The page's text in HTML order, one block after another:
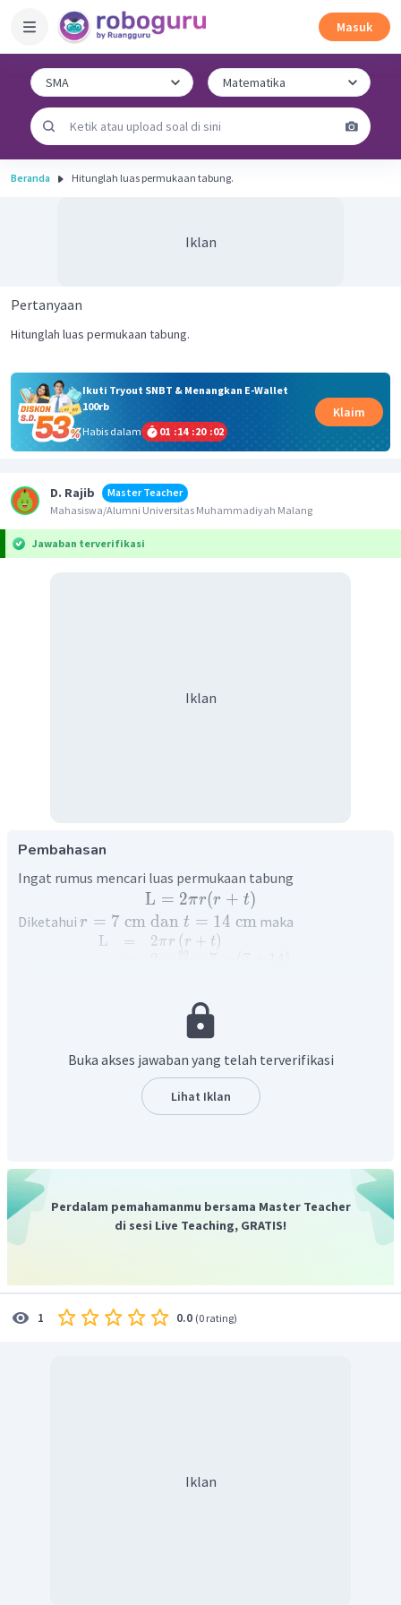
Masuk
Beranda Hitunglah luas permukaan tabung.
Iklan
Pertanyaan
Hitunglah luas permukaan tabung.
Ikuti Tryout SNBT & Menangkan E-Wallet
100rb
Habis dalam
01 :14 :20 :02
Klaim
D. Rajib
Master Teacher
Mahasiswa/Alumni Universitas Muhammadiyah Malang
Jawaban terverifikasi
Iklan
Pembahasan
Ingat rumus mencari luas permukaan tabung
L = 2πr(r + t)
Diketahui r = 7 cm dan t = 14 cm maka
L
=
2πr (r + t)
Dengan demikian, luas permukaan tabung adalah
Buka akses jawaban yang telah terverifikasi
Lihat Iklan
Perdalam pemahamanmu bersama Master Teacher
di sesi Live Teaching, GRATIS!
1 0.0 (0 rating)
Iklan